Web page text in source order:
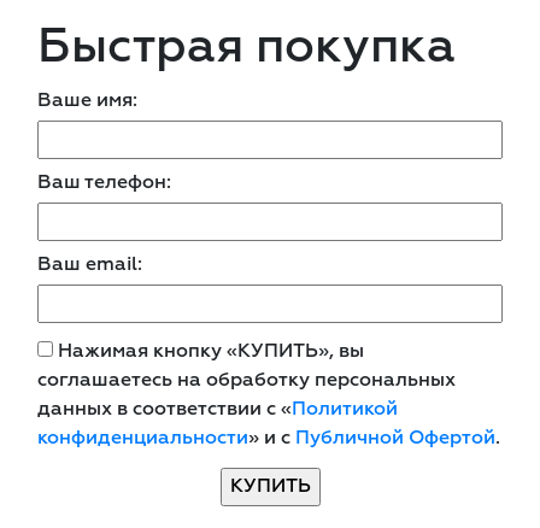
Быстрая покупка
Ваше имя:
Ваш телефон:
Ваш email:
Нажимая кнопку «КУПИТЬ», вы
соглашаетесь на обработку персональных
данных в соответствии с «Политикой
конфиденциальности» и с Публичной Офертой.